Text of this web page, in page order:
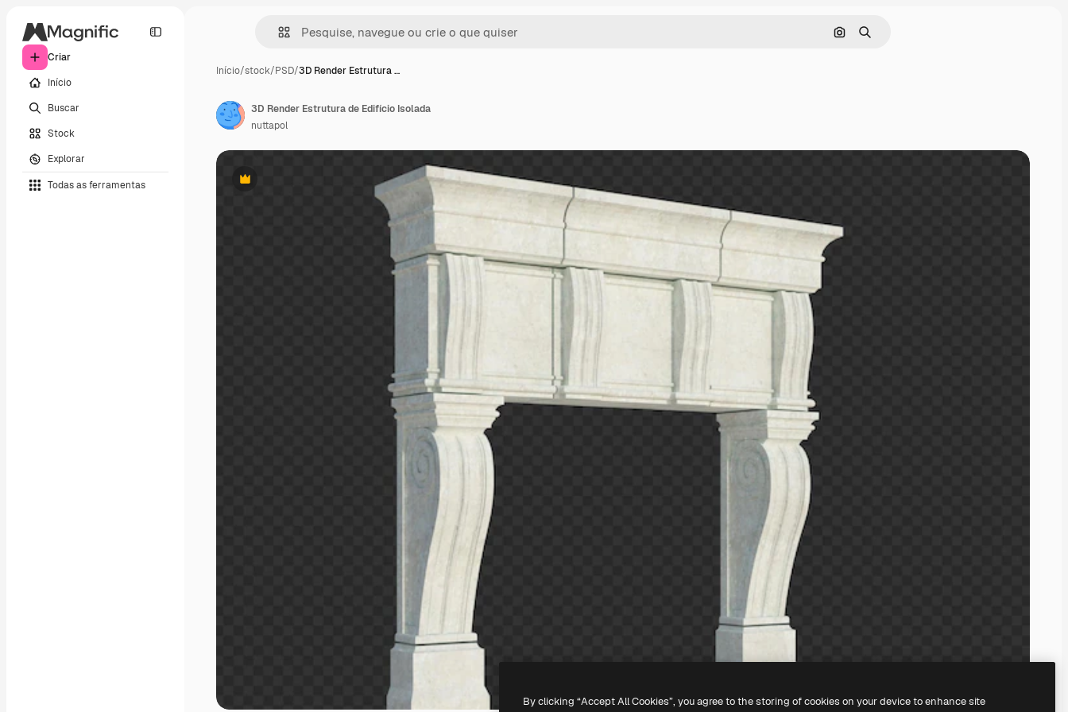
Criar
Início
Buscar
Stock
Explorar
Todas as ferramentas
Pesquisar por imagem
Buscar
Início/stock/PSD/3D Render Estrutura …
Premium
3D Render Estrutura de Edifício Isolada
nuttapol
By clicking “Accept All Cookies”, you agree to the storing of cookies on your device to enhance site